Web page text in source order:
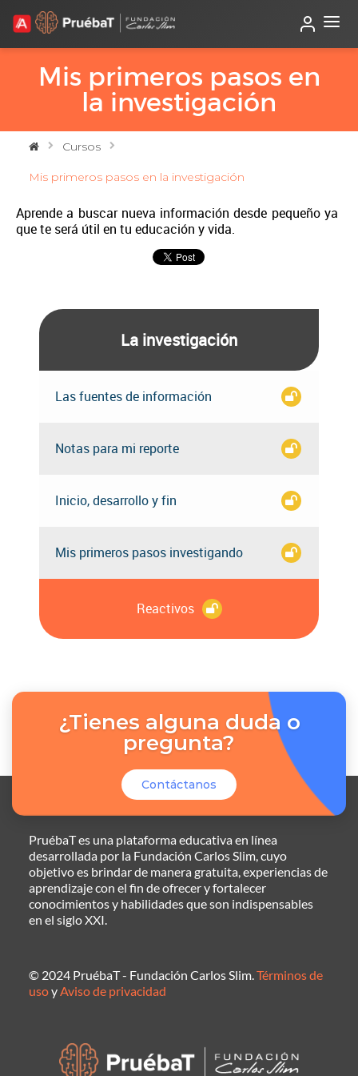
Mis primeros pasos en
la investigación
Cursos
Mis primeros pasos en la investigación
Aprende a buscar nueva información desde pequeño ya
que te será útil en tu educación y vida.
La investigación
Las fuentes de información
Notas para mi reporte
Inicio, desarrollo y fin
Mis primeros pasos investigando
Reactivos
¿Tienes alguna duda o
pregunta?
Contáctanos
PruébaT es una plataforma educativa en línea
desarrollada por la Fundación Carlos Slim, cuyo
objetivo es brindar de manera gratuita, experiencias de
aprendizaje con el fin de ofrecer y fortalecer
conocimientos y habilidades que son indispensables
en el siglo XXI.
© 2024 PruébaT - Fundación Carlos Slim.Términos de
usoyAviso de privacidad